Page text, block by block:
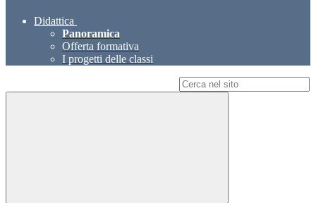
Didattica
Panoramica
Offerta formativa
I progetti delle classi